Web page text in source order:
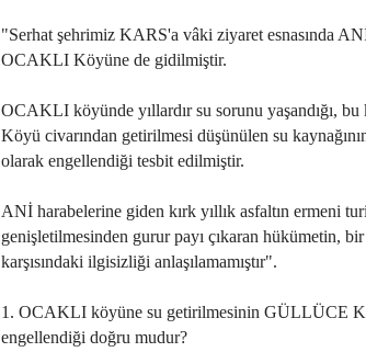
"Serhat şehrimiz KARS'a vâki ziyaret esnasında
OCAKLI Köyüne de gidilmiştir.
OCAKLI köyünde yıllardır su sorunu yaşandığı,
Köyü civarından getirilmesi düşünülen su
olarak engellendiği tesbit edilmiştir.
ANİ harabelerine giden kırk yıllık asfaltın ermeni
genişletilmesinden gurur payı çıkaran hükümetin,
karşısındaki ilgisizliği anlaşılamamıştır".
1. OCAKLI köyüne su getirilmesinin GÜLLÜCE
engellendiği doğru mudur?